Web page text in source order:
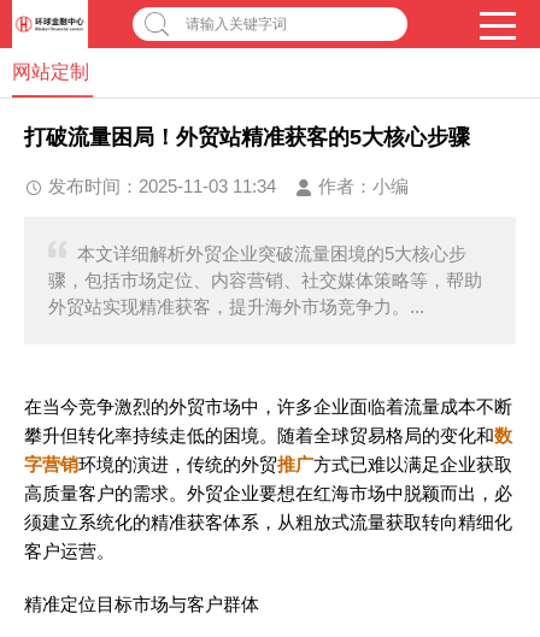
请输入关键字词
网站定制
打破流量困局！外贸站精准获客的5大核心步骤
发布时间：2025-11-03 11:34 作者： 小编
本文详细解析外贸企业突破流量困境的5大核心步
骤，包括市场定位、内容营销、社交媒体策略等，帮助
外贸站实现精准获客，提升海外市场竞争力。...
在当今竞争激烈的外贸市场中，许多企业面临着流量成本不断
攀升但转化率持续走低的困境。随着全球贸易格局的变化和数
字营销环境的演进，传统的外贸推广方式已难以满足企业获取
高质量客户的需求。外贸企业要想在红海市场中脱颖而出，必
须建立系统化的精准获客体系，从粗放式流量获取转向精细化
客户运营。
精准定位目标市场与客户群体